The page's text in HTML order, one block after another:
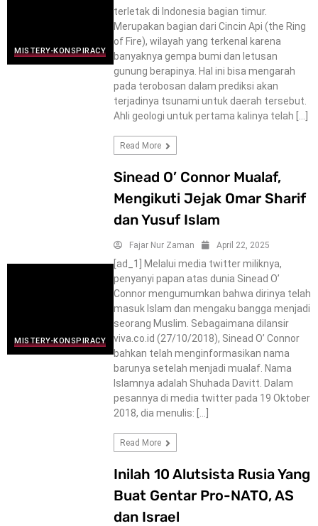
MISTERY-KONSPIRACY
terletak di Indonesia bagian timur.
Merupakan bagian dari Cincin Api (the Ring
of Fire), wilayah yang terkenal karena
banyaknya gempa bumi dan letusan
gunung berapinya. Hal ini bisa mengarah
pada terobosan dalam prediksi akan
terjadinya tsunami untuk daerah tersebut.
Ahli geologi untuk pertama kalinya telah […]
Read More
MISTERY-KONSPIRACY
Sinead O’ Connor Mualaf,
Mengikuti Jejak Omar Sharif
dan Yusuf Islam
Fajar Nur Zaman April 22, 2025
[ad_1] Melalui media twitter miliknya,
penyanyi papan atas dunia Sinead O’
Connor mengumumkan bahwa dirinya telah
masuk Islam dan mengaku bangga menjadi
seorang Muslim. Sebagaimana dilansir
viva.co.id (27/10/2018), Sinead O’ Connor
bahkan telah menginformasikan nama
barunya setelah menjadi mualaf. Nama
Islamnya adalah Shuhada Davitt. Dalam
pesannya di media twitter pada 19 Oktober
2018, dia menulis: […]
Read More
Inilah 10 Alutsista Rusia Yang
Buat Gentar Pro-NATO, AS
dan Israel